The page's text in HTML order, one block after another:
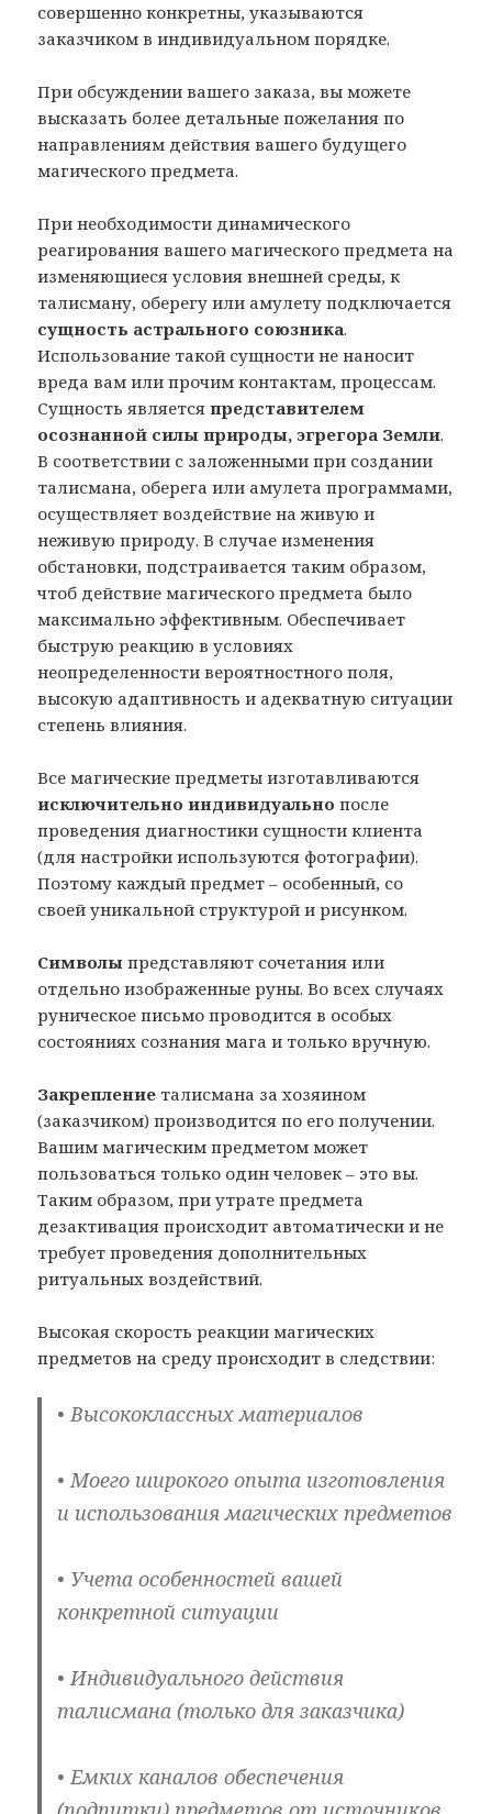
совершенно конкретны, указываются
заказчиком в индивидуальном порядке.
При обсуждении вашего заказа, вы можете
высказать более детальные пожелания по
направлениям действия вашего будущего
магического предмета.
При необходимости динамического
реагирования вашего магического предмета на
изменяющиеся условия внешней среды, к
талисману, оберегу или амулету подключается
сущность астрального союзника.
Использование такой сущности не наносит
вреда вам или прочим контактам, процессам.
Сущность являетсяпредставителем
осознанной силы природы, эгрегора Земли.
В соответствии с заложенными при создании
талисмана, оберега или амулета программами,
осуществляет воздействие на живую и
неживую природу. В случае изменения
обстановки, подстраивается таким образом,
чтоб действие магического предмета было
максимально эффективным. Обеспечивает
быструю реакцию в условиях
неопределенности вероятностного поля,
высокую адаптивность и адекватную ситуации
степень влияния.
Все магические предметы изготавливаются
исключительно индивидуально после
проведения диагностики сущности клиента
(для настройки используются фотографии).
Поэтому каждый предмет – особенный, со
своей уникальной структурой и рисунком.
Символы представляют сочетания или
отдельно изображенные руны. Во всех случаях
руническое письмо проводится в особых
состояниях сознания мага и только вручную.
Закрепление талисмана за хозяином
(заказчиком) производится по его получении.
Вашим магическим предметом может
пользоваться только один человек – это вы.
Таким образом, при утрате предмета
дезактивация происходит автоматически и не
требует проведения дополнительных
ритуальных воздействий.
Высокая скорость реакции магических
предметов на среду происходит в следствии:
• Высококлассных материалов
• Моего широкого опыта изготовления
и использования магических предметов
• Учета особенностей вашей
конкретной ситуации
• Индивидуального действия
талисмана (только для заказчика)
• Емких каналов обеспечения